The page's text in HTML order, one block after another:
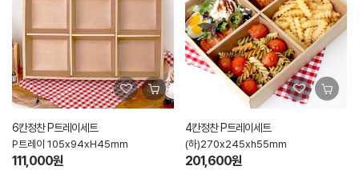
6칸정찬 P트레이세트
P트레이 105x94xH45mm
111,000원
4칸정찬 P트레이세트
(하)270x245xh55mm
201,600원